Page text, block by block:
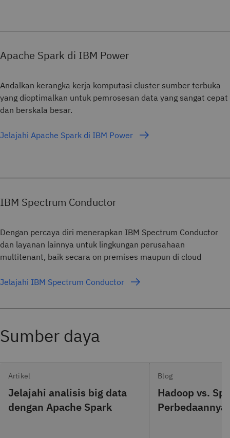
Apache Spark di IBM Power
Andalkan kerangka kerja komputasi cluster sumber terbuka
yang dioptimalkan untuk pemrosesan data yang sangat cepat
dan berskala besar.
Jelajahi Apache Spark di IBM Power
IBM Spectrum Conductor
Dengan percaya diri menerapkan IBM Spectrum Conductor
dan layanan lainnya untuk lingkungan perusahaan
multitenant, baik secara on premises maupun di cloud
Jelajahi IBM Spectrum Conductor
Artikel
Jelajahi analisis big data
dengan Apache Spark
Blog
Hadoop vs.